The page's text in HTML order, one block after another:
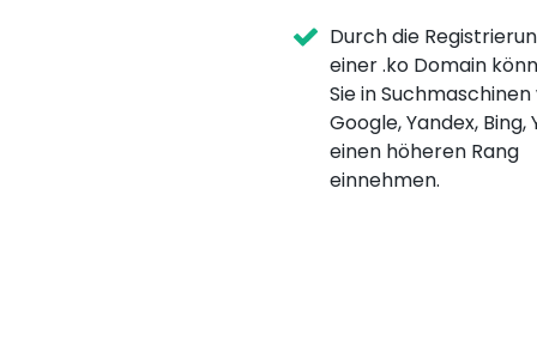
Durch die
einer .ko Domain
Sie in Suchmaschinen
Google, Yandex, Bing,
einen höheren Rang
einnehmen.